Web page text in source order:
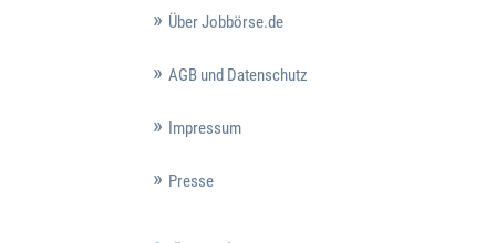
Über Jobbörse.de
AGB und Datenschutz
Impressum
Presse